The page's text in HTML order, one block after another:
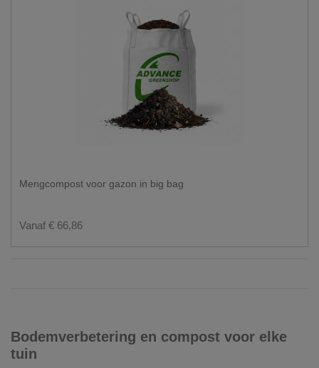
Mengcompost voor gazon in big bag
Vanaf € 66,86
Bodemverbetering en compost voor elke
tuin